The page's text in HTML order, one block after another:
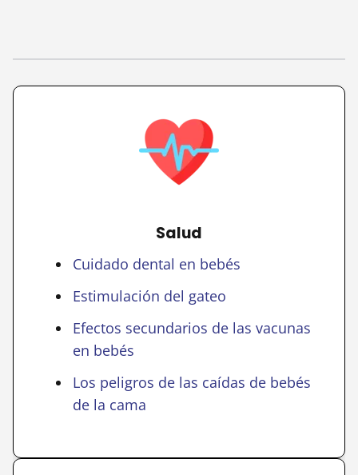
Salud
Cuidado dental en bebés
Estimulación del gateo
Efectos secundarios de las vacunas
en bebés
Los peligros de las caídas de bebés
de la cama